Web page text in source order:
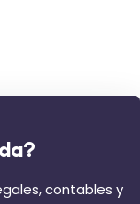
contables y